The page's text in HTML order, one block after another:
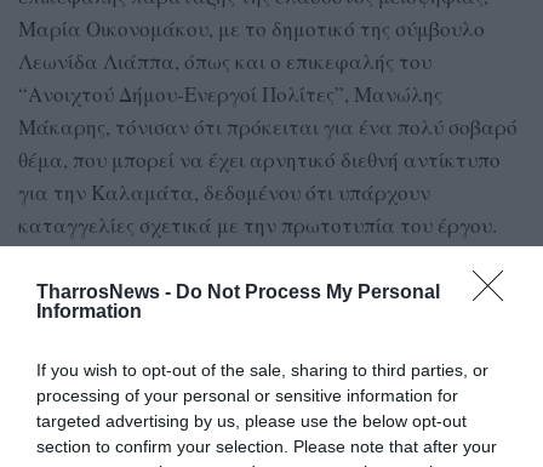
TharrosNews - Do Not Process My Personal
Information
If you wish to opt-out of the sale, sharing to third parties, or
processing of your personal or sensitive information for
targeted advertising by us, please use the below opt-out
section to confirm your selection. Please note that after your
Μαρία Οικονομάκου, με το δημοτικό της σύμβουλο
Λεωνίδα Λιάππα, όπως και ο επικεφαλής του
“Ανοιχτού Δήμου-Ενεργοί Πολίτες”, Μανώλης
Μάκαρης, τόνισαν ότι πρόκειται για ένα πολύ σοβαρό
θέμα, που μπορεί να έχει αρνητικό διεθνή αντίκτυπο
για την Καλαμάτα, δεδομένου ότι υπάρχουν
καταγγελίες σχετικά με την πρωτοτυπία του έργου.
Για το λόγο αυτό ζήτησαν να διερευνηθεί το θέμα,
προκειμένου ο Δήμος Καλαμάτας να μην υποστεί
νομικές διεκδικήσεις
Από την πλευρά του, ο πρόεδρος της Επιτροπής